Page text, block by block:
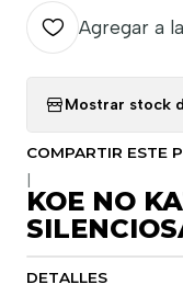
Agregar a
Mostrar stock
COMPARTIR ESTE
KOE NO
DETALLES